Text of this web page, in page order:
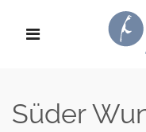
Süder